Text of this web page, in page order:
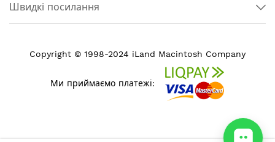
Швидкі посилання
Copyright © 1998-2024 iLand Macintosh Company
Ми приймаємо платежі: